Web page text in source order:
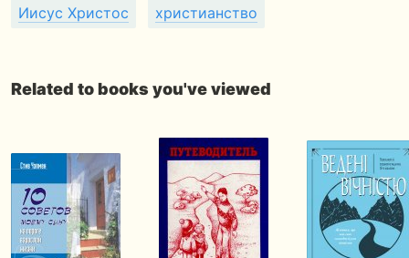
Иисус Христос христианство
Related to books you've viewed